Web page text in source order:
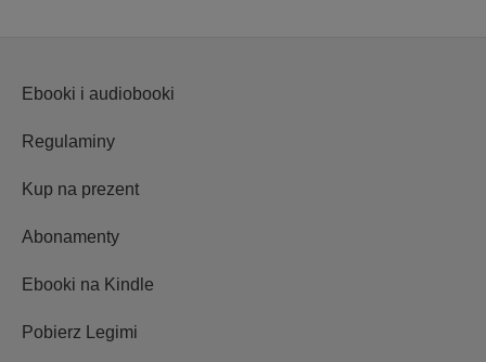
Ebooki i audiobooki
Regulaminy
Kup na prezent
Abonamenty
Ebooki na Kindle
Pobierz Legimi